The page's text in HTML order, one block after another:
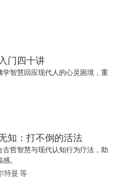
门四十讲
学智慧回应现代人的心灵困境，重
知：打不倒的活法
古哲智慧与现代认知行为疗法，助
。
特曼 等